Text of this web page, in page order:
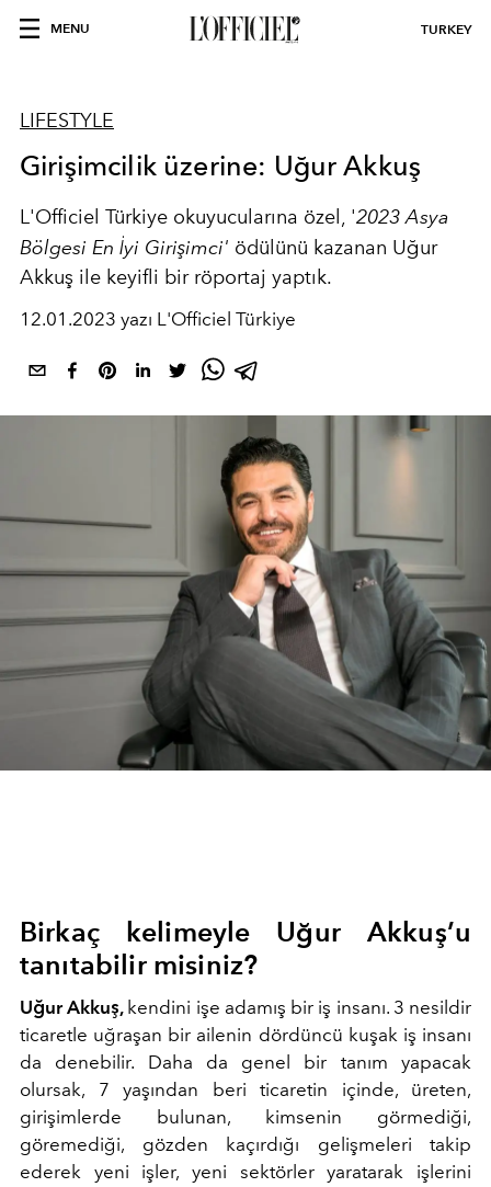
MENU TURKEY
LIFESTYLE
Girişimcilik üzerine: Uğur Akkuş
L'Officiel Türkiye okuyucularına özel, '2023 Asya
Bölgesi En İyi Girişimci' ödülünü kazanan Uğur
Akkuş ile keyifli bir röportaj yaptık.
12.01.2023 yazı L'Officiel Türkiye
Birkaç kelimeyle Uğur Akkuş’u
tanıtabilir misiniz?
Uğur Akkuş, kendini işe adamış bir iş insanı. 3 nesildir
ticaretle uğraşan bir ailenin dördüncü kuşak iş insanı
da denebilir. Daha da genel bir tanım yapacak
olursak, 7 yaşından beri ticaretin içinde, üreten,
girişimlerde bulunan, kimsenin görmediği,
göremediği, gözden kaçırdığı gelişmeleri takip
ederek yeni işler, yeni sektörler yaratarak işlerini